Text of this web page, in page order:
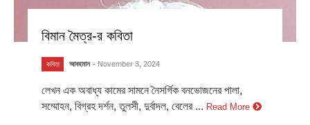
বিমান মৈত্র-র কবিতা
কবিতা আবহমান - November 3, 2024
লেখন এক অবাধ্য কামের সামনে নৈসর্গিক বনভোজনের পালা,
সম্মোহন, বিগ্রহ দর্শন, তুলসী, দুর্বাদল, বেলের ... Read More